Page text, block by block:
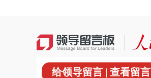
给领导留言 | 查看留言